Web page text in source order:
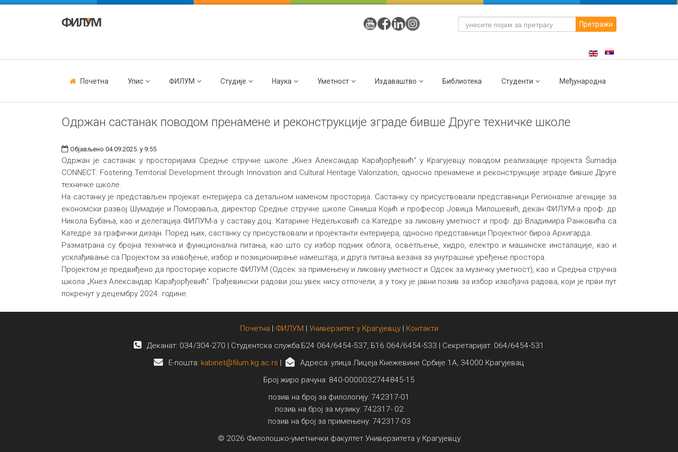
Претражи
Почетна Упис ФИЛУМ Студије Наука Уметност Издаваштво Библиотека Студенти Међународна
Одржан састанак поводом пренамене и реконструкције зграде бивше Друге техничке школе
Објављено 04.09.2025. у 9:55
Одржан је састанак у просторијама Средње стручне школе „Кнез Александар Карађорђевић“ у Крагујевцу поводом реализације пројекта Šumadija
CONNECT: Fostering Territorial Development through Innovation and Cultural Heritage Valorization, односно пренамене и реконструкције зграде бивше Друге
техничке школе.
На састанку је представљен пројекат ентеријера са детаљном наменом просторија. Састанку су присуствовали представници Регионалне агенције за
економски развој Шумадије и Поморавља, директор Средње стручне школе Синиша Којић и професор Јовица Милошевић, декан ФИЛУМ-а проф. др
Никола Бубања, као и делегација ФИЛУМ-а у саставу доц. Катарине Недељковић са Катедре за ликовну уметност и проф. др Владимира Ранковића са
Катедре за графички дизајн. Поред њих, састанку су присуствовали и пројектанти ентеријера, односно представници Пројектног бироа Архигарда.
Разматрана су бројна техничка и функционална питања, као што су избор подних облога, осветљење, хидро, електро и машинске инсталације, као и
усклађивање са Пројектом за извођење, избор и позиционирање намештаја, и друга питања везана за унутрашње уређење простора.
Пројектом је предвиђено да просторије користе ФИЛУМ (Одсек за примењену и ликовну уметност и Одсек за музичку уметност), као и Средња стручна
школа „Кнез Александар Карађорђевић“. Грађевински радови још увек нису отпочели, а у току је јавни позив за избор извођача радова, који је први пут
покренут у децембру 2024. године.
Почетна | ФИЛУМ | Универзитет у Крагујевцу| Контакти
Деканат: 034/304-270 | Студентска служба:Б24 064/6454-537, Б16 064/6454-533 | Секретаријат: 064/6454-531
E-пошта: kabinet@filum.kg.ac.rs |
Адреса: улица Лицеја Кнежевине Србије 1А, 34000 Крагујевац
Број жиро рачуна: 840-0000032744845-15
позив на број за филологију: 742317-01
позив на број за музику: 742317- 02
позив на број за примењену: 742317-03
© 2026 Филолошко-уметнички факултет Универзитета у Крагујевцу